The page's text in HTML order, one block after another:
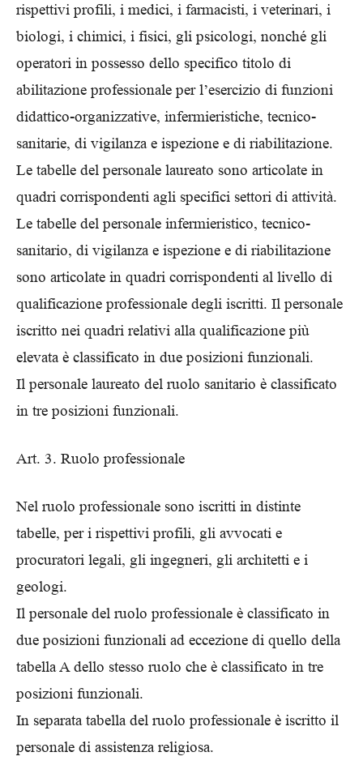
rispettivi profili, i medici, i farmacisti, i veterinari, i
biologi, i chimici, i fisici, gli psicologi, nonché gli
operatori in possesso dello specifico titolo di
abilitazione professionale per l’esercizio di funzioni
didattico-organizzative, infermieristiche, tecnico-
sanitarie, di vigilanza e ispezione e di riabilitazione.
Le tabelle del personale laureato sono articolate in
quadri corrispondenti agli specifici settori di attività.
Le tabelle del personale infermieristico, tecnico-
sanitario, di vigilanza e ispezione e di riabilitazione
sono articolate in quadri corrispondenti al livello di
qualificazione professionale degli iscritti. Il personale
iscritto nei quadri relativi alla qualificazione più
elevata è classificato in due posizioni funzionali.
Il personale laureato del ruolo sanitario è classificato
in tre posizioni funzionali.
Art. 3. Ruolo professionale
Nel ruolo professionale sono iscritti in distinte
tabelle, per i rispettivi profili, gli avvocati e
procuratori legali, gli ingegneri, gli architetti e i
geologi.
Il personale del ruolo professionale è classificato in
due posizioni funzionali ad eccezione di quello della
tabella A dello stesso ruolo che è classificato in tre
posizioni funzionali.
In separata tabella del ruolo professionale è iscritto il
personale di assistenza religiosa.